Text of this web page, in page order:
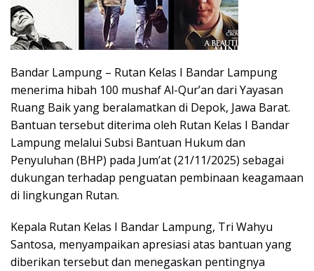
Bandar Lampung – Rutan Kelas I Bandar Lampung
menerima hibah 100 mushaf Al-Qur’an dari Yayasan
Ruang Baik yang beralamatkan di Depok, Jawa Barat.
Bantuan tersebut diterima oleh Rutan Kelas I Bandar
Lampung melalui Subsi Bantuan Hukum dan
Penyuluhan (BHP) pada Jum’at (21/11/2025) sebagai
dukungan terhadap penguatan pembinaan keagamaan
di lingkungan Rutan.
Kepala Rutan Kelas I Bandar Lampung, Tri Wahyu
Santosa, menyampaikan apresiasi atas bantuan yang
diberikan tersebut dan menegaskan pentingnya